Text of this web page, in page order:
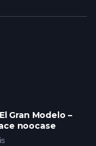
Veces A La
Gran Modelo –
noocase